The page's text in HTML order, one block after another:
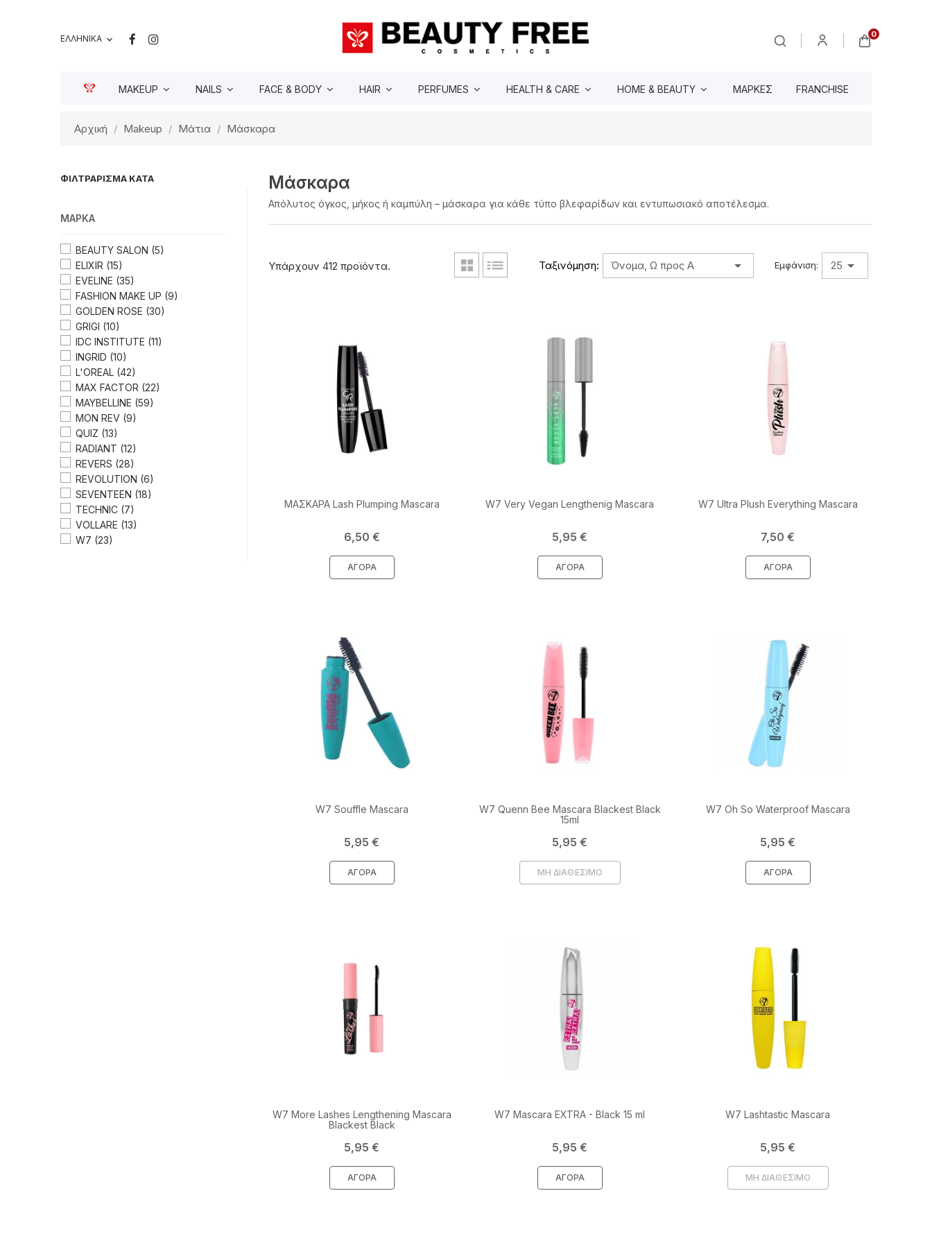
ΕΛΛΗΝΙΚΆ 
0
MAKEUP NAILS FACE & BODY HAIR PERFUMES HEALTH & CARE HOME & BEAUTY ΜΆΡΚΕΣ FRANCHISE
Αρχική Makeup Mάτια Μάσκαρα
ΦΙΛΤΡΆΡΙΣΜΑ ΚΑΤΆ
ΜΆΡΚΑ
BEAUTY SALON (5)
ELIXIR (15)
EVELINE (35)
FASHION MAKE UP (9)
GOLDEN ROSE (30)
GRIGI (10)
IDC INSTITUTE (11)
INGRID (10)
L'OREAL (42)
MAX FACTOR (22)
MAYBELLINE (59)
MON REV (9)
QUIZ (13)
RADIANT (12)
REVERS (28)
REVOLUTION (6)
SEVENTEEN (18)
TECHNIC (7)
VOLLARE (13)
W7 (23)
Μάσκαρα
Απόλυτος όγκος, μήκος ή καμπύλη – μάσκαρα για κάθε τύπο βλεφαρίδων και εντυπωσιακό αποτέλεσμα.
Υπάρχουν 412 προϊόντα. Ταξινόμηση: Όνομα, Ω προς Α  Εμφάνιση: 25 
ΜΑΣΚΑΡΑ Lash Plumping Mascara
Τιμή
6,50 €
ΑΓΟΡΆ
W7 Very Vegan Lengthenig Mascara
Τιμή
5,95 €
ΑΓΟΡΆ
W7 Ultra Plush Everything Mascara
Τιμή
7,50 €
ΑΓΟΡΆ
W7 Souffle Mascara
Τιμή
5,95 €
ΑΓΟΡΆ
W7 Quenn Bee Mascara Blackest Black
15ml
Τιμή
5,95 €
ΜΗ ΔΙΑΘΕΣΙΜΟ
W7 Oh So Waterproof Mascara
Τιμή
5,95 €
ΑΓΟΡΆ
W7 More Lashes Lengthening Mascara
Blackest Black
Τιμή
5,95 €
ΑΓΟΡΆ
W7 Mascara EXTRA - Black 15 ml
Τιμή
5,95 €
ΑΓΟΡΆ
W7 Lashtastic Mascara
Τιμή
5,95 €
ΜΗ ΔΙΑΘΕΣΙΜΟ